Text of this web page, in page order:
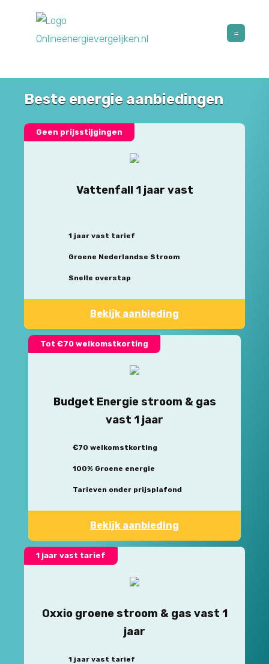
Beste energie aanbiedingen
Geen prijsstijgingen
Vattenfall 1 jaar vast
1 jaar vast tarief
Groene Nederlandse Stroom
Snelle overstap
Bekijk aanbieding
Tot €70 welkomstkorting
Budget Energie stroom & gas
vast 1 jaar
€70 welkomstkorting
100% Groene energie
Tarieven onder prijsplafond
Bekijk aanbieding
1 jaar vast tarief
Oxxio groene stroom & gas vast 1
jaar
1 jaar vast tarief